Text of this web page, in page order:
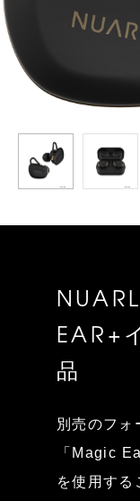
EAR+
品
別売のフォ
「Magic
を使用する